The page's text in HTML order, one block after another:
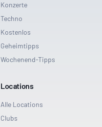
Konzerte
Techno
Kostenlos
Geheimtipps
Wochenend-Tipps
Locations
Alle Locations
Clubs